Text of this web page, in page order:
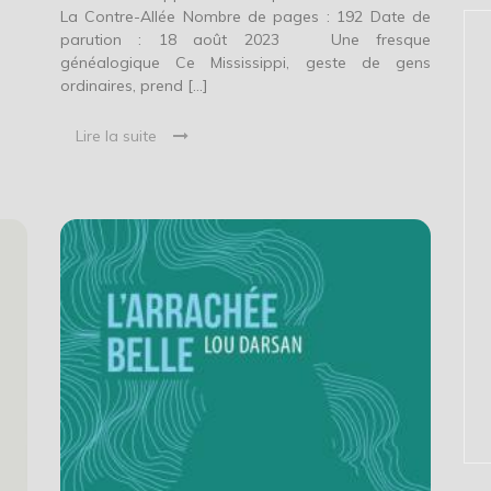
La Contre-Allée Nombre de pages : 192 Date de
parution : 18 août 2023 Une fresque
généalogique Ce Mississippi, geste de gens
ordinaires, prend […]
Lire la suite